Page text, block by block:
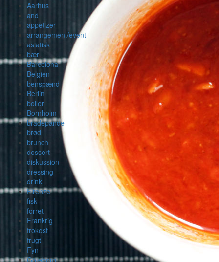
Aarhus
and
appetizer
arrangement/event
asiatisk
bær
Barcelona
Belgien
benspænd
Berlin
boller
Bornholm
bradepande
brød
brunch
dessert
diskussion
dressing
drink
Firenze
fisk
forret
Frankrig
frokost
frugt
Fyn
Göteborg